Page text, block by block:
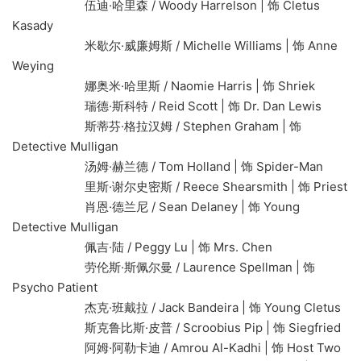
伍迪·哈里森 / Woody Harrelson | 饰 Cletus
Kasady
米歇尔·威廉姆斯 / Michelle Williams | 饰 Anne
Weying
娜奥米·哈里斯 / Naomie Harris | 饰 Shriek
瑞德·斯科特 / Reid Scott | 饰 Dr. Dan Lewis
斯蒂芬·格拉汉姆 / Stephen Graham | 饰
Detective Mulligan
汤姆·赫兰德 / Tom Holland | 饰 Spider-Man
里斯·谢尔史密斯 / Reece Shearsmith | 饰 Priest
肖恩·德兰尼 / Sean Delaney | 饰 Young
Detective Mulligan
佩吉·陆 / Peggy Lu | 饰 Mrs. Chen
劳伦斯·斯佩尔曼 / Laurence Spellman | 饰
Psycho Patient
杰克·班戴拉 / Jack Bandeira | 饰 Young Cletus
斯克鲁比斯·皮普 / Scroobius Pip | 饰 Siegfried
阿姆·阿勒卡迪 / Amrou Al-Kadhi | 饰 Host Two